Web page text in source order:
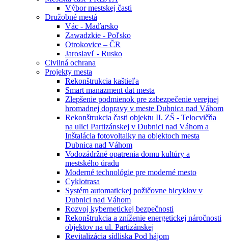
Výbor mestskej časti
Družobné mestá
Vác - Maďarsko
Zawadzkie - Poľsko
Otrokovice – ČR
Jaroslavľ - Rusko
Civilná ochrana
Projekty mesta
Rekonštrukcia kaštieľa
Smart manazment dat mesta
Zlepšenie podmienok pre zabezpečenie verejnej
hromadnej dopravy v meste Dubnica nad Váhom
Rekonštrukcia časti objektu II. ZŠ - Telocvičňa
na ulici Partizánskej v Dubnici nad Váhom a
Inštalácia fotovoltaiky na objektoch mesta
Dubnica nad Váhom
Vodozádržné opatrenia domu kultúry a
mestského úradu
Moderné technológie pre moderné mesto
Cyklotrasa
Systém automatickej požičovne bicyklov v
Dubnici nad Váhom
Rozvoj kybernetickej bezpečnosti
Rekonštrukcia a zníženie energetickej náročnosti
objektov na ul. Partizánskej
Revitalizácia sídliska Pod hájom